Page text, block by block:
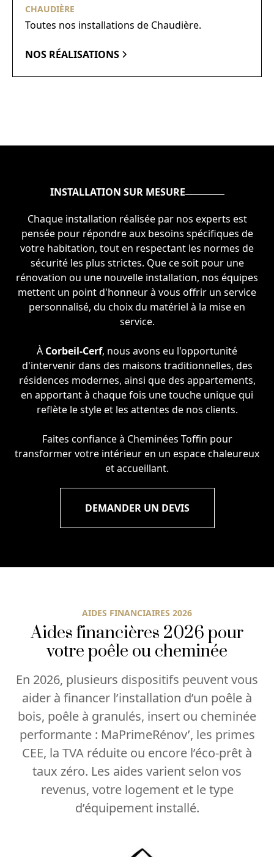
CHAUDIÈRE
Toutes nos installations de Chaudière.
NOS RÉALISATIONS
INSTALLATION SUR MESURE
Chaque installation réalisée par nos experts est
pensée pour répondre aux besoins spécifiques de
votre habitation, tout en respectant les normes de
sécurité les plus strictes. Que ce soit pour une
rénovation ou une nouvelle installation, nos équipes
mettent un point d'honneur à vous offrir un service
personnalisé, du choix du matériel à la mise en
service.
À Corbeil-Cerf, nous avons eu l'opportunité
d'intervenir dans des maisons traditionnelles, des
résidences modernes, ainsi que des appartements,
en apportant à chaque fois une touche unique qui
reflète le style et les attentes de nos clients.
Faites confiance à Cheminées Toffin pour
transformer votre intérieur en un espace chaleureux
et accueillant.
DEMANDER UN DEVIS
AIDES FINANCIAIRES 2026
Aides financières 2026 pour
votre poêle ou cheminée
En 2026, plusieurs dispositifs peuvent vous
aider à financer l’installation d’un poêle à
bois, poêle à granulés, insert ou cheminée
performante : MaPrimeRénov’, les primes
CEE, la TVA réduite ou encore l’éco-prêt à
taux zéro. Les aides varient selon vos
revenus, votre logement et le type
d’équipement installé.